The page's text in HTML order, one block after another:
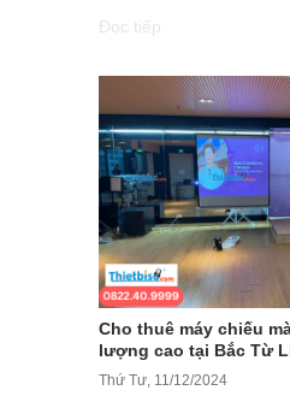
Đọc tiếp
Cho thuê máy chiếu
lượng cao tại Bắc Từ
Thứ Tư, 11/12/2024